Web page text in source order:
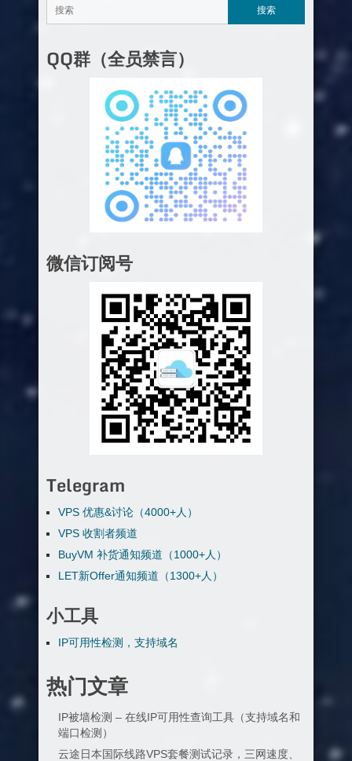
QQ群（全员禁言）
微信订阅号
Telegram
VPS 优惠&讨论（4000+人）
VPS 收割者频道
BuyVM 补货通知频道（1000+人）
LET新Offer通知频道（1300+人）
小工具
IP可用性检测，支持域名
热门文章
IP被墙检测 – 在线IP可用性查询工具（支持域名和
端口检测）
云途日本国际线路VPS套餐测试记录，三网速度、